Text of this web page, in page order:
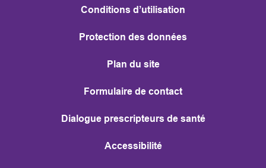
Conditions d’utilisation
Protection des données
Plan du site
Formulaire de contact
Dialogue prescripteurs de santé
Accessibilité